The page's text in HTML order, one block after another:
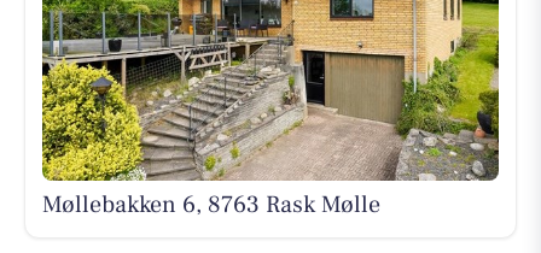
Møllebakken 6, 8763 Rask Mølle